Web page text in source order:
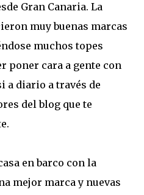
Gran Canaria. La
muy buenas marcas
muchos topes
poner cara a gente con
a diario a través de
del blog que te
en barco con la
mejor marca y nuevas